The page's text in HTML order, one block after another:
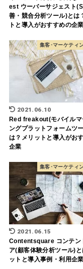
est ウーバーサジェスト
善・競合分析ツール)とは
トと導入がおすすめの企業
集客･マーケティ
2021.06.10
Red freakout(モバイルマ
ングプラットフォームツ
は？メリットと導入がお
企業
集客･マーケティ
2021.06.15
Contentsquare コンテン
ア(顧客体験分析ツール)と
ットと導入事例・利用企業